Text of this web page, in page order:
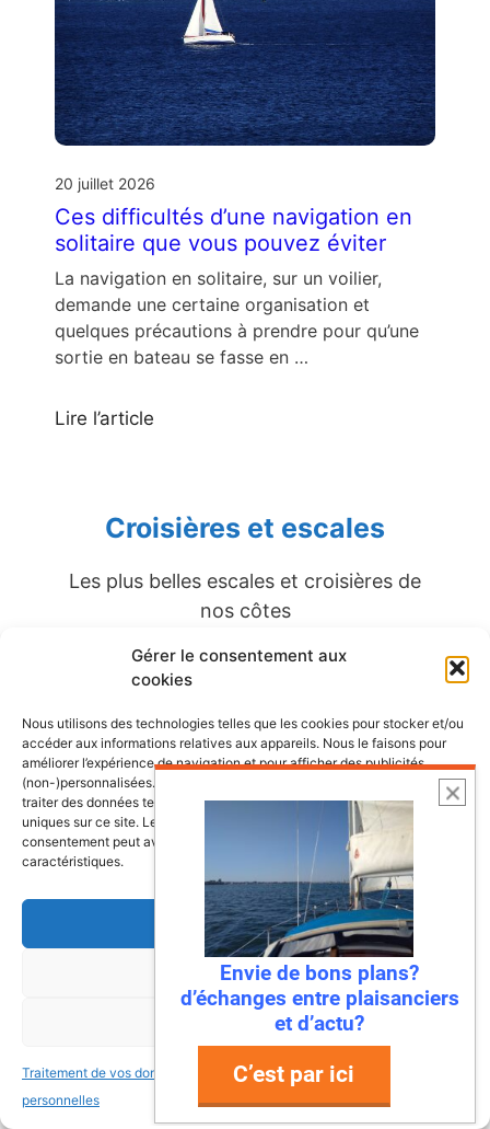
Gérer le consentement aux
cookies
Nous utilisons des technologies telles que les cookies pour stocker et/ou
accéder aux informations relatives aux appareils. Nous le faisons pour
améliorer l’expérience de navigation et pour afficher des publicités
(non-)personnalisées. Consentir à ces technologies nous autorisera à
traiter des données telles que le comportement de navigation ou les ID
uniques sur ce site. Le fait de ne pas consentir ou de retirer son
consentement peut avoir un effet négatif sur certaines fonctonnalités et
caractéristiques.
Accepter
Refuser
Voir les préférences
Traitement de vos données
personnelles
Traitement de vos données
personnelles
20 juillet 2026
Ces difficultés d’une navigation en
solitaire que vous pouvez éviter
La navigation en solitaire, sur un voilier,
demande une certaine organisation et
quelques précautions à prendre pour qu’une
sortie en bateau se fasse en …
Lire l’article
Croisières et escales
Les plus belles escales et croisières de
nos côtes
Envie de fraicheur ? Larguez les
amarres direction la Normandie
Imaginez : des falaises vertigineuses qui
plongent dans une mer turquoise, des ports
Envie de bons plans?
d’échanges entre plaisanciers
et d’actu?
C’est par ici